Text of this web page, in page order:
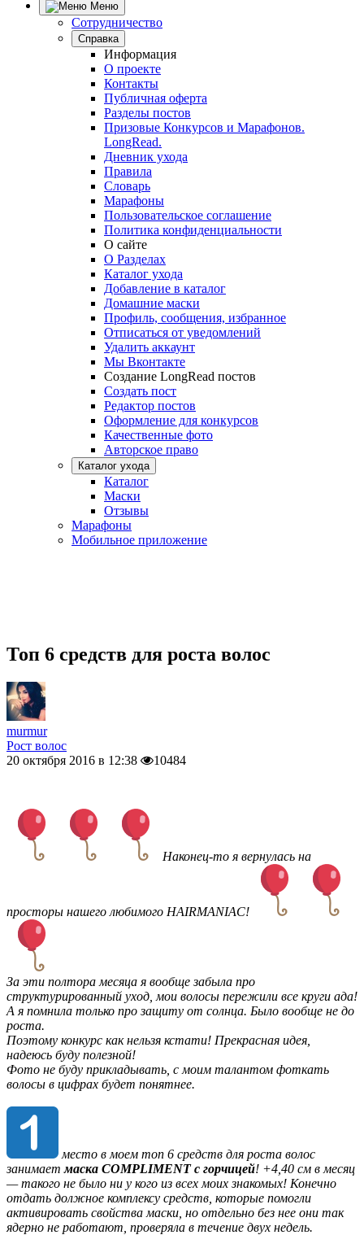
Меню
Сотрудничество
Справка
Информация
О проекте
Контакты
Публичная оферта
Разделы постов
Призовые Конкурсов и Марафонов.
LongRead.
Дневник ухода
Правила
Словарь
Марафоны
Пользовательское соглашение
Политика конфиденциальности
О сайте
О Разделах
Каталог ухода
Добавление в каталог
Домашние маски
Профиль, сообщения, избранное
Отписаться от уведомлений
Удалить аккаунт
Мы Вконтакте
Создание LongRead постов
Создать пост
Редактор постов
Оформление для конкурсов
Качественные фото
Авторское право
Каталог ухода
Каталог
Маски
Отзывы
Марафоны
Мобильное приложение
Топ 6 средств для роста волос
murmur
Рост волос
20 октября 2016 в 12:38
10484
Наконец-то я вернулась на
просторы нашего любимого HAIRMANIAC!
За эти полтора месяца я вообще забыла про
структурированный уход, мои волосы пережили все круги ада!
А я помнила только про защиту от солнца. Было вообще не до
роста.
Поэтому конкурс как нельзя кстати! Прекрасная идея,
надеюсь буду полезной!
Фото не буду прикладывать, с моим талантом фоткать
волосы в цифрах будет понятнее.
место в моем топ 6 средств для роста волос
занимаетмаска COMPLIMENT c горчицей! +4,40 см в месяц
— такого не было ни у кого из всех моих знакомых! Конечно
отдать должное комплексу средств, которые помогли
активировать свойства маски, но отдельно без нее они так
ядерно не работают, проверяла в течение двух недель.